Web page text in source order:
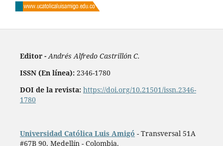
Editor - Andrés Alfredo Castrillón C.
ISSN (En línea): 2346-1780
DOI de la revista: https://doi.org/10.21501/issn.2346-
1780
Universidad Católica Luis Amigó - Transversal 51A
#67B 90. Medellín - Colombia.